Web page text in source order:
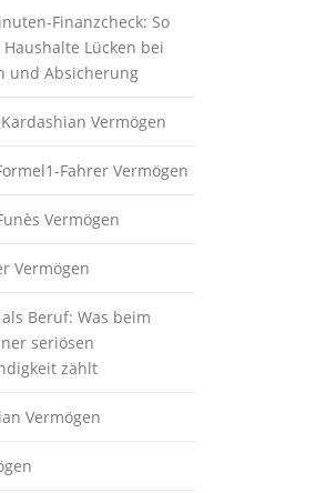
Finanzcheck: So
Lücken bei
und Absicherung
Vermögen
Fahrer Vermögen
Vermögen
Vermögen
Beruf: Was beim
seriösen
zählt
Vermögen